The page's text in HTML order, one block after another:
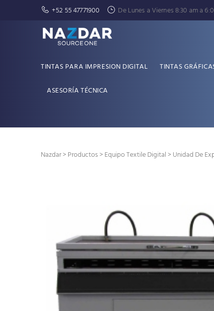
+52 55 47771900 De Lunes a Viernes 8:30 am a
TINTAS PARA IMPRESION DIGITAL TINTAS
ASESORÍA TÉCNICA
Nazdar>Productos>Equipo Textile Digital> Unidad De